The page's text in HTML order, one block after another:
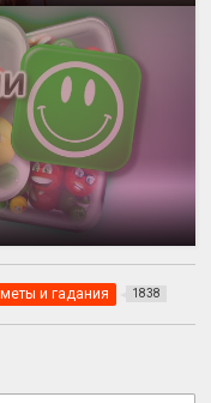
и гадания 1838